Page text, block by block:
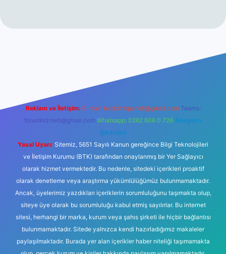
Reklam ve İletişim: E-mail: backlinkpaneli@gmail.com Teams:
forumhizmeti@gmail.com Whatsapp: 0262 606 0 726 Telegram:
@karabul
Yasal Uyarı: Sitemiz, 5651 Sayılı Kanun gereğince Bilgi Teknolojileri
ve İletişim Kurumu (BTK) tarafından onaylanmış bir Yer Sağlayıcı
olarak hizmet vermektedir. Bu nedenle, sitedeki içerikleri proaktif
olarak denetleme veya araştırma yükümlülüğümüz bulunmamaktadır.
Ancak, üyelerimiz yazdıkları içeriklerin sorumluluğunu taşımakta olup,
siteye üye olarak bu sorumluluğu kabul etmiş sayılırlar. Bu internet
sitesi, herhangi bir marka, kurum veya şahıs şirketi ile hiçbir bağlantısı
bulunmamaktadır. Sitede yalnızca kendi hazırladığımız makaleler
paylaşılmaktadır. Burada yer alan içerikler haber niteliği taşımamakta